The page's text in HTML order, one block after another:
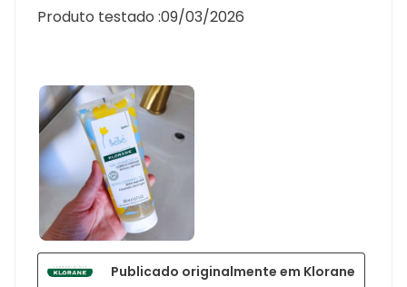
Produto testado :09/03/2026
Publicado originalmente em Klorane